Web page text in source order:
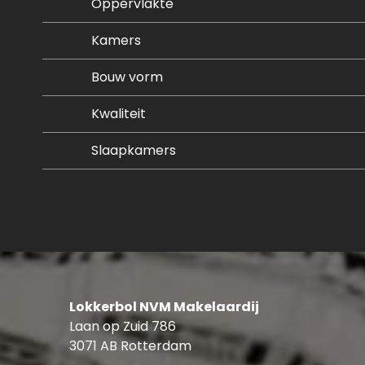
Kamers
Bouw vorm
Kwaliteit
Slaapkamers
Lokkerbol NVM Makelaardij
Laan op Zuid 786
3071 AB Rotterdam